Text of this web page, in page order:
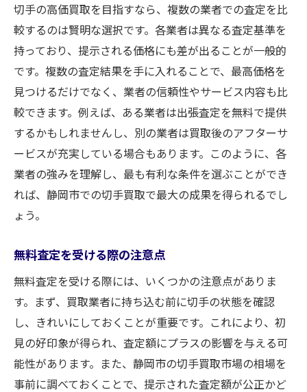
切手の高価買取を目指すなら、複数の業者での査定を比
較するのは賢明な選択です。各業者は異なる査定基準を
持っており、提示される価格にも差が出ることが一般的
です。複数の査定結果を手に入れることで、最高価格を
見つけるだけでなく、業者の信頼性やサービス内容も比
較できます。例えば、ある業者は出張査定を無料で提供
するかもしれませんし、別の業者は買取後のアフターサ
ービスが充実している場合もあります。このように、各
業者の強みを理解し、最も有利な条件を選ぶことができ
れば、静岡市での切手買取で最大の成果を得られるでし
ょう。
無料査定を受ける際の注意点
無料査定を受ける際には、いくつかの注意点がありま
す。まず、買取業者に持ち込む前に切手の状態を確認
し、きれいにしておくことが重要です。これにより、初
見の好印象が得られ、査定額にプラスの影響を与える可
能性があります。また、静岡市の切手買取市場の相場を
事前に調べておくことで、提示された査定額が公正かど